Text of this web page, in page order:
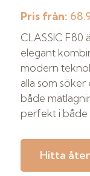
Pris från:
CLASSIC F80
elegant
modern
alla som
både
perfekt i både
Hitta